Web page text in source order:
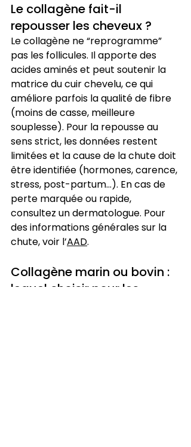
Le collagène fait-il
repousser les cheveux ?
Le collagène ne “reprogramme”
pas les follicules. Il apporte des
acides aminés et peut soutenir la
matrice du cuir chevelu, ce qui
améliore parfois la qualité de fibre
(moins de casse, meilleure
souplesse). Pour la repousse au
sens strict, les données restent
limitées et la cause de la chute doit
être identifiée (hormones, carence,
stress, post-partum…). En cas de
perte marquée ou rapide,
consultez un dermatologue. Pour
des informations générales sur la
chute, voir l’AAD.
Collagène marin ou bovin :
lequel choisir pour les